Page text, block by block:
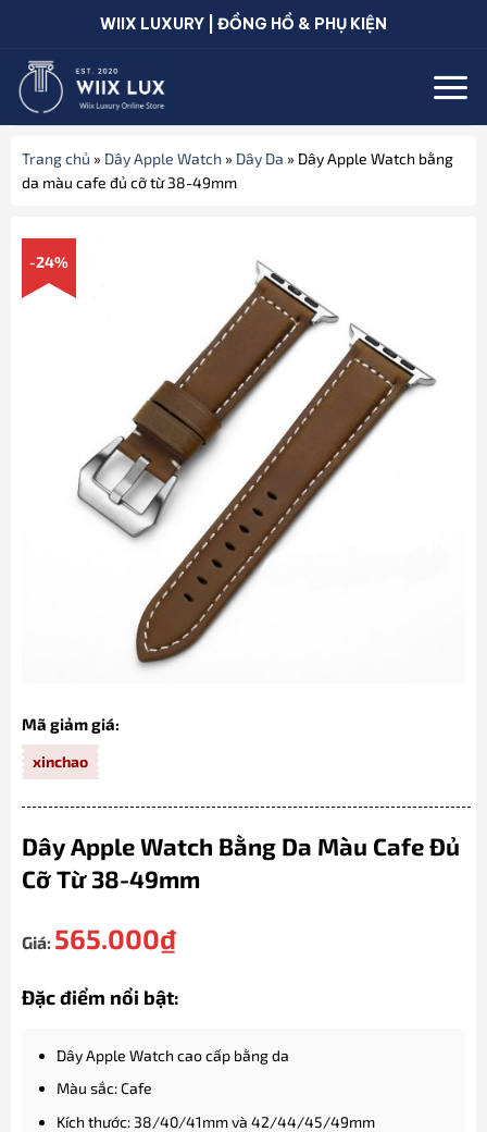
dung
WIIX LUXURY | ĐỒNG HỒ & PHỤ KIỆN
Trang chủ » Dây Apple Watch » Dây Da » Dây Apple Watch bằng
da màu cafe đủ cỡ từ 38-49mm
-24%
Mã giảm giá:
xinchao
Dây Apple Watch Bằng Da Màu Cafe Đủ
Cỡ Từ 38-49mm
Giá: 565.000₫
Đặc điểm nổi bật:
Dây Apple Watch cao cấp bằng da
Màu sắc: Cafe
Kích thước: 38/40/41mm và 42/44/45/49mm